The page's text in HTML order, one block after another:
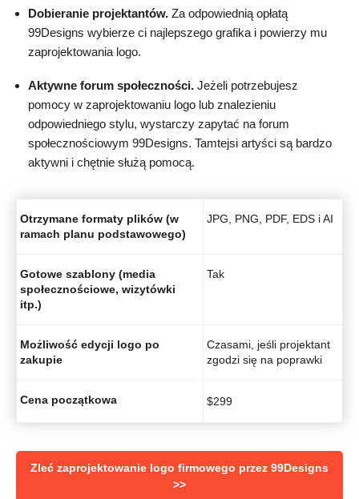
Dobieranie projektantów. Za odpowiednią opłatą
99Designs wybierze ci najlepszego grafika i powierzy mu
zaprojektowania logo.
Aktywne forum społeczności. Jeżeli potrzebujesz
pomocy w zaprojektowaniu logo lub znalezieniu
odpowiedniego stylu, wystarczy zapytać na forum
społecznościowym 99Designs. Tamtejsi artyści są bardzo
aktywni i chętnie służą pomocą.
Otrzymane formaty plików (w
ramach planu podstawowego)
JPG, PNG, PDF, EDS i AI
Gotowe szablony (media
społecznościowe, wizytówki
itp.)
Tak
Możliwość edycji logo po
zakupie
Czasami, jeśli projektant
zgodzi się na poprawki
Cena początkowa $299
Zleć zaprojektowanie logo firmowego przez 99Designs
>>